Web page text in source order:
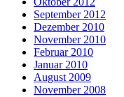
September 2012
Dezember 2010
November 2010
Februar 2010
Januar 2010
August 2009
November 2008